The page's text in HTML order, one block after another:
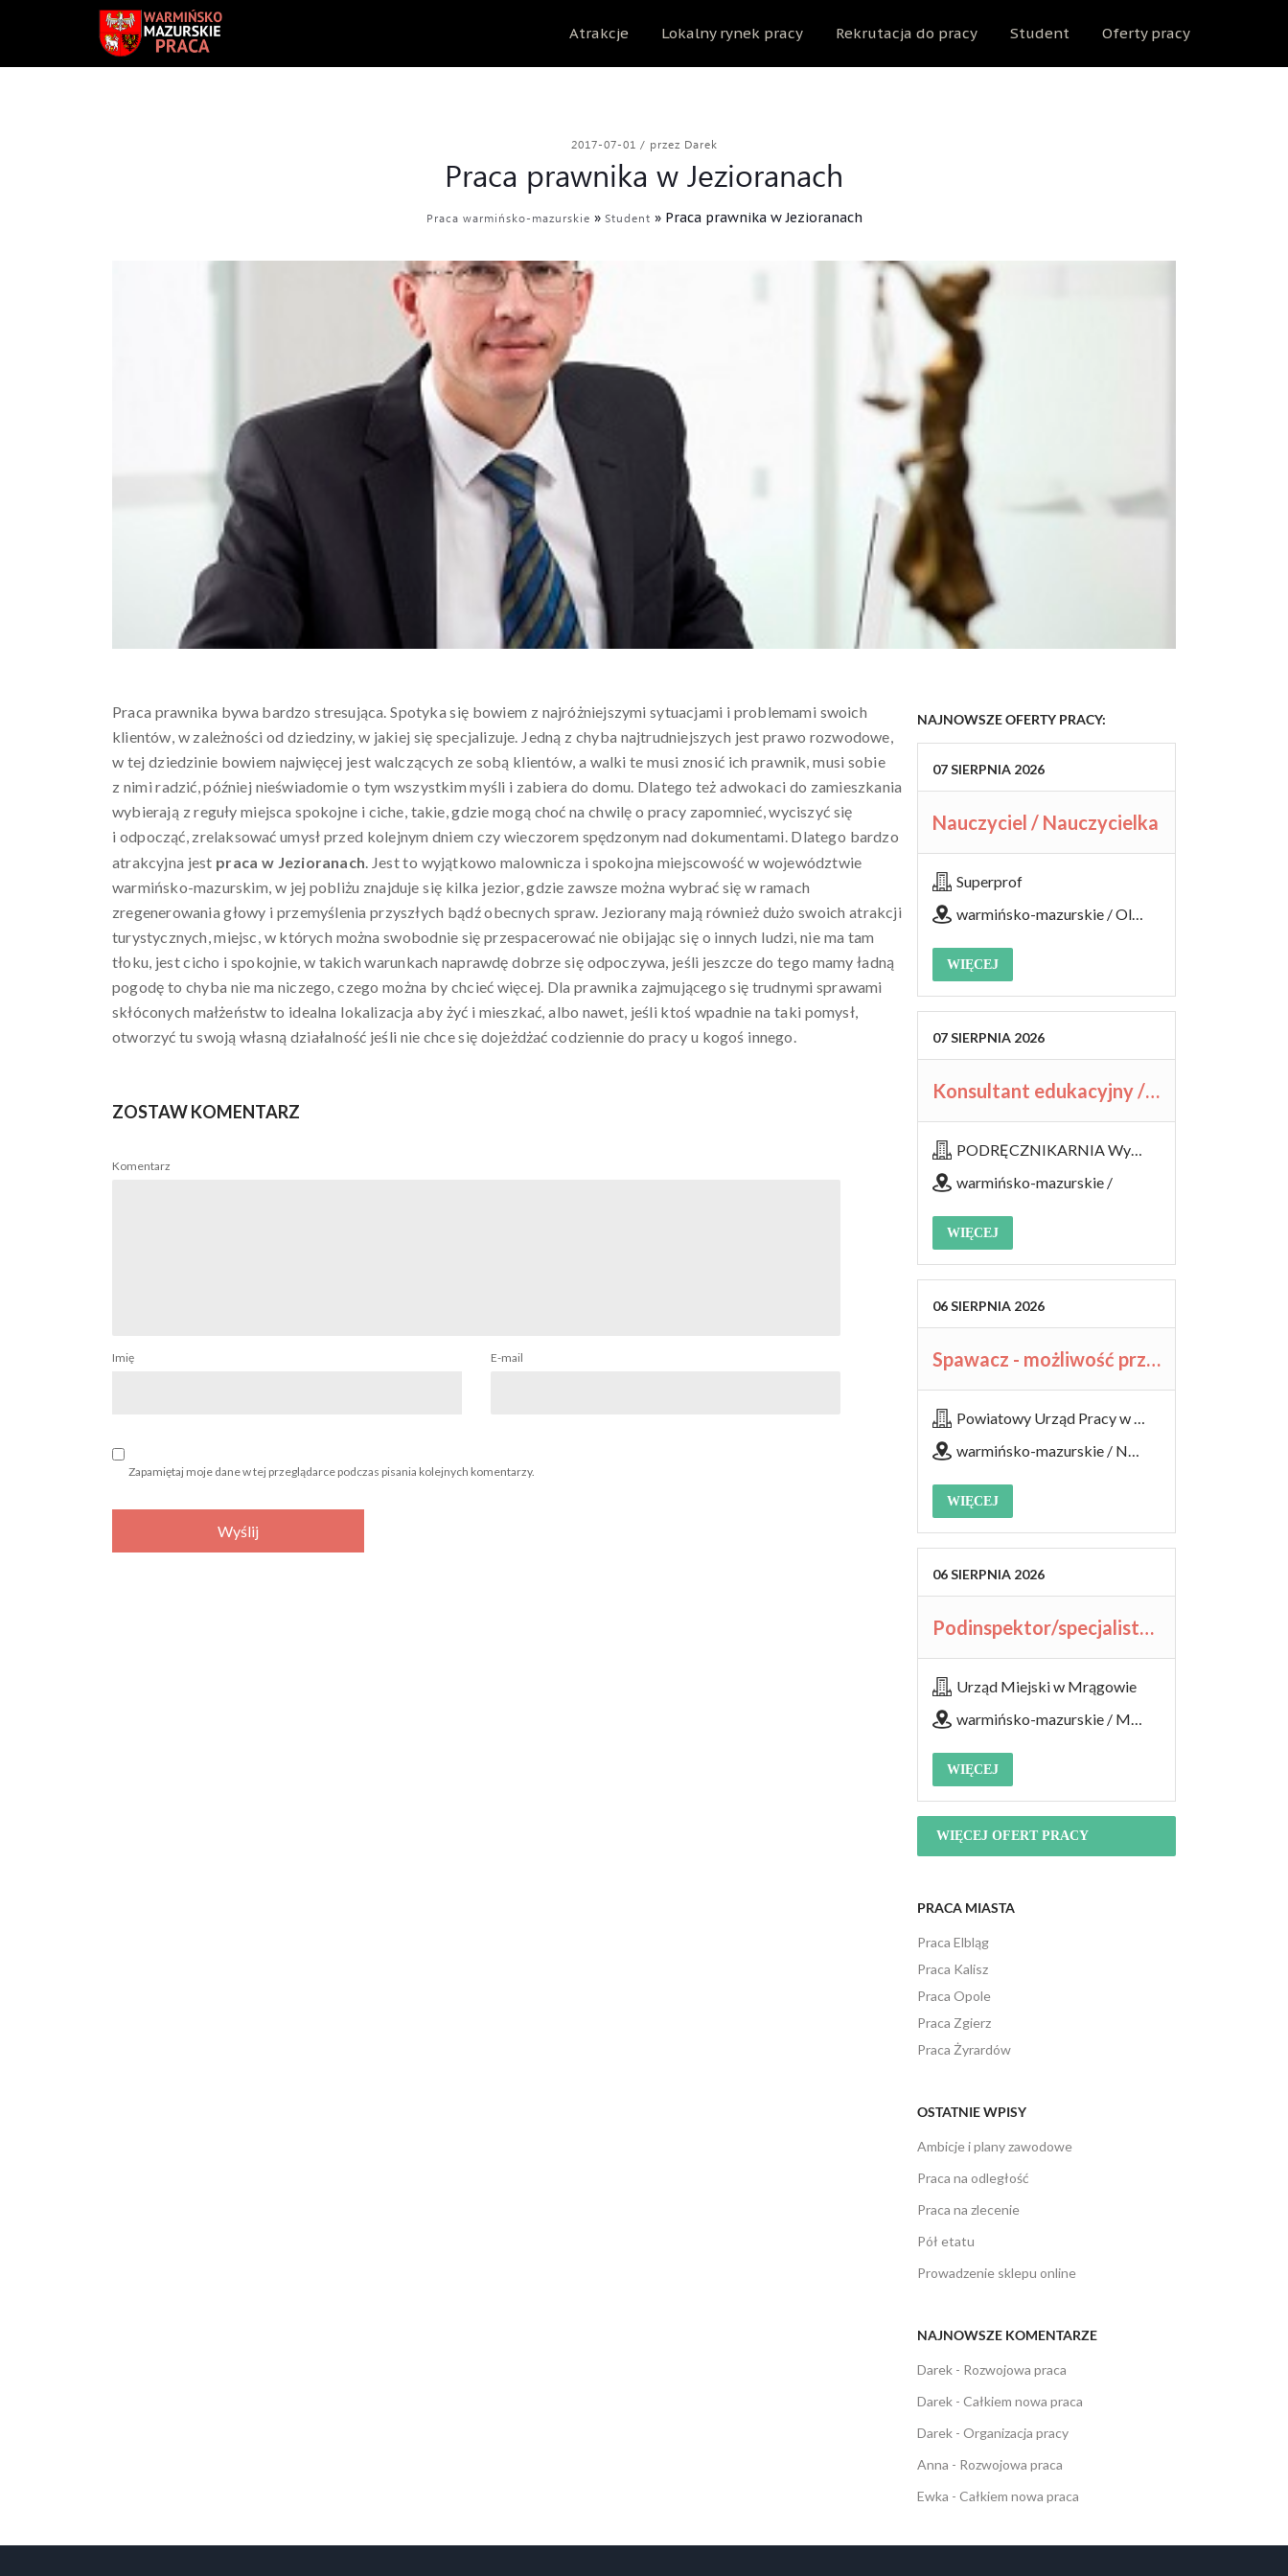
Atrakcje Lokalny rynek pracy Rekrutacja do pracy Student Oferty pracy
2017-07-01 / przez Darek
Praca prawnika w Jezioranach
Praca warmińsko-mazurskie » Student » Praca prawnika w Jezioranach
Praca prawnika bywa bardzo stresująca. Spotyka się bowiem z najróżniejszymi sytuacjami i problemami swoich
klientów, w zależności od dziedziny, w jakiej się specjalizuje. Jedną z chyba najtrudniejszych jest prawo rozwodowe,
w tej dziedzinie bowiem najwięcej jest walczących ze sobą klientów, a walki te musi znosić ich prawnik, musi sobie
z nimi radzić, później nieświadomie o tym wszystkim myśli i zabiera do domu. Dlatego też adwokaci do zamieszkania
wybierają z reguły miejsca spokojne i ciche, takie, gdzie mogą choć na chwilę o pracy zapomnieć, wyciszyć się
i odpocząć, zrelaksować umysł przed kolejnym dniem czy wieczorem spędzonym nad dokumentami. Dlatego bardzo
atrakcyjna jest praca w Jezioranach. Jest to wyjątkowo malownicza i spokojna miejscowość w województwie
warmińsko-mazurskim, w jej pobliżu znajduje się kilka jezior, gdzie zawsze można wybrać się w ramach
zregenerowania głowy i przemyślenia przyszłych bądź obecnych spraw. Jeziorany mają również dużo swoich atrakcji
turystycznych, miejsc, w których można swobodnie się przespacerować nie obijając się o innych ludzi, nie ma tam
tłoku, jest cicho i spokojnie, w takich warunkach naprawdę dobrze się odpoczywa, jeśli jeszcze do tego mamy ładną
pogodę to chyba nie ma niczego, czego można by chcieć więcej. Dla prawnika zajmującego się trudnymi sprawami
skłóconych małżeństw to idealna lokalizacja aby żyć i mieszkać, albo nawet, jeśli ktoś wpadnie na taki pomysł,
otworzyć tu swoją własną działalność jeśli nie chce się dojeżdżać codziennie do pracy u kogoś innego.
ZOSTAW KOMENTARZ
Komentarz
Imię E-mail
Zapamiętaj moje dane w tej przeglądarce podczas pisania kolejnych komentarzy.
NAJNOWSZE OFERTY PRACY:
07SIERPNIA 2026
Nauczyciel / Nauczycielka
Superprof
warmińsko-mazurskie / Olsztyn
WIĘCEJ
07SIERPNIA 2026
Konsultant edukacyjny / Konsultantka edukacyjna
PODRĘCZNIKARNIA Wydawnictwo Edukacyjne Sp. z o.o.
warmińsko-mazurskie /
WIĘCEJ
06SIERPNIA 2026
Spawacz - możliwość przyuczenia (k/m)
Powiatowy Urząd Pracy w Iławie
warmińsko-mazurskie / Nowe Grodziczno
WIĘCEJ
06SIERPNIA 2026
Podinspektor/specjalista/inspektor k/m
Urząd Miejski w Mrągowie
warmińsko-mazurskie / Mrągowo
WIĘCEJ
WIĘCEJ OFERT PRACY
PRACA MIASTA
Praca Elbląg
Praca Kalisz
Praca Opole
Praca Zgierz
Praca Żyrardów
OSTATNIE WPISY
Ambicje i plany zawodowe
Praca na odległość
Praca na zlecenie
Pół etatu
Prowadzenie sklepu online
NAJNOWSZE KOMENTARZE
Darek - Rozwojowa praca
Darek - Całkiem nowa praca
Darek - Organizacja pracy
Anna - Rozwojowa praca
Ewka - Całkiem nowa praca